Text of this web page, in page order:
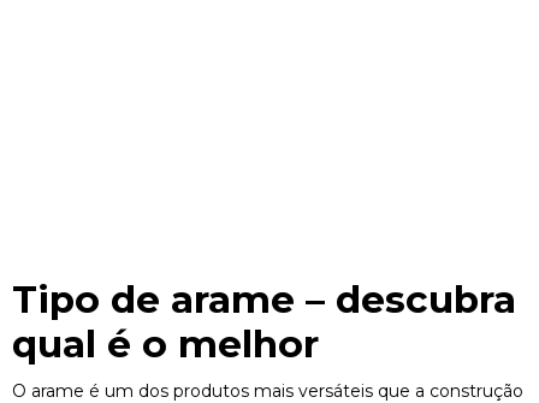
Tipo de arame – descubra
qual é o melhor
O arame é um dos produtos mais versáteis que a construção